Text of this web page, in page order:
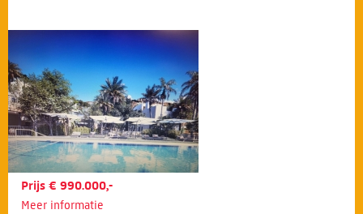
Prijs € 990.000,-
Meer informatie